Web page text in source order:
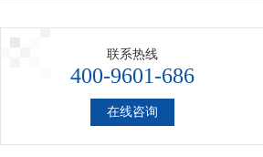
联系热线
400-9601-686
在线咨询